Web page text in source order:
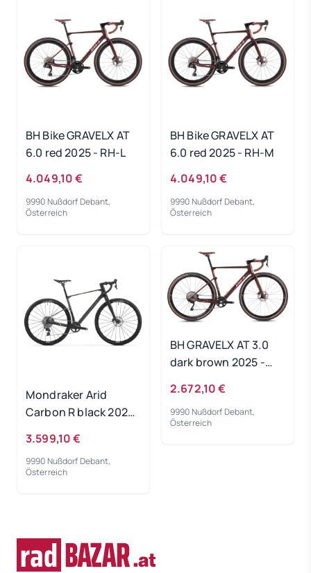
BH Bike GRAVELX AT
6.0 red 2025 - RH-L
4.049,10 €
9990 Nußdorf Debant,
Österreich
BH Bike GRAVELX AT
6.0 red 2025 - RH-M
4.049,10 €
9990 Nußdorf Debant,
Österreich
Mondraker Arid
Carbon R black 2025
3.599,10 €
9990 Nußdorf Debant,
Österreich
BH GRAVELX AT 3.0
dark brown 2025 -
2.672,10 €
9990 Nußdorf Debant,
Österreich